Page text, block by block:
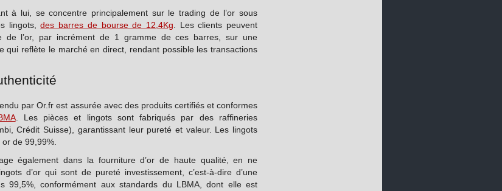
à lui, se concentre principalement sur le trading de l’or sous
lingots,des barres de bourse de 12,4Kg . Les clients peuvent
de l’or, par incrément de 1 gramme de ces barres, sur une
qui reflète le marché en direct, rendant possible les transactions
par Or.fr est assurée avec des produits certifiés et conformes
. Les pièces et lingots sont fabriqués par des raffineries
Crédit Suisse), garantissant leur pureté et valeur. Les lingots
de 99,99%.
également dans la fourniture d’or de haute qualité, en ne
d’or qui sont de pureté investissement, c’est-à-dire d’une
99,5%, conformément aux standards du LBMA, dont elle est